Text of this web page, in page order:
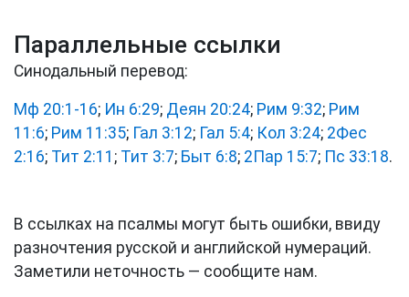
Параллельные ссылки
Синодальный перевод:
Мф 20:1-16; Ин 6:29; Деян 20:24; Рим 9:32; Рим
11:6; Рим 11:35; Гал 3:12; Гал 5:4; Кол 3:24; 2Фес
2:16; Тит 2:11 ; Тит 3:7; Быт 6:8; 2Пар 15:7; Пс 33:18.
В ссылках на псалмы могут быть ошибки, ввиду
разночтения русской и английской нумераций.
Заметили неточность — сообщите нам.